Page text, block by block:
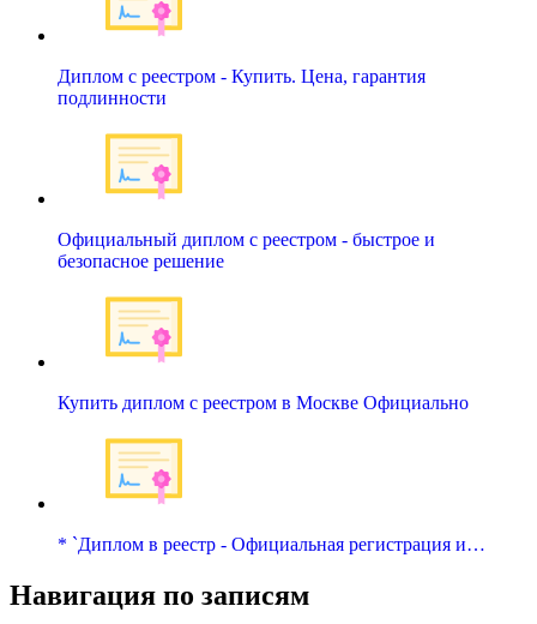
Диплом с реестром - Купить. Цена, гарантия
подлинности
Официальный диплом с реестром - быстрое и
безопасное решение
Купить диплом с реестром в Москве Официально
* `Диплом в реестр - Официальная регистрация и…
Навигация по записям